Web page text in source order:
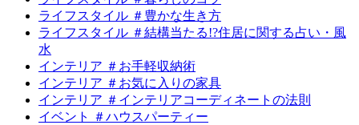
ライフスタイル ＃豊かな生き方
ライフスタイル ＃結構当たる!?住居に関する占い・風
水
インテリア ＃お手軽収納術
インテリア ＃お気に入りの家具
インテリア ＃インテリアコーディネートの法則
イベント ＃ハウスパーティー